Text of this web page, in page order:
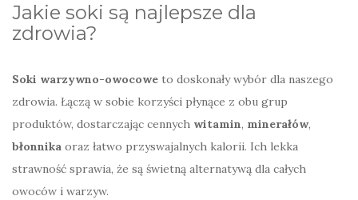
Jakie soki są najlepsze dla
zdrowia?
Soki warzywno-owocowe to doskonały wybór dla naszego
zdrowia. Łączą w sobie korzyści płynące z obu grup
produktów, dostarczając cennych witamin, minerałów,
błonnika oraz łatwo przyswajalnych kalorii. Ich lekka
strawność sprawia, że są świetną alternatywą dla całych
owoców i warzyw.